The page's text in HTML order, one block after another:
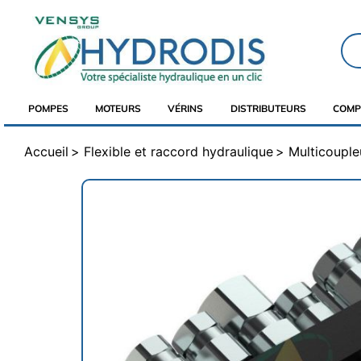
POMPES MOTEURS VÉRINS DISTRIBUTEURS
Accueil Flexible et raccord hydraulique